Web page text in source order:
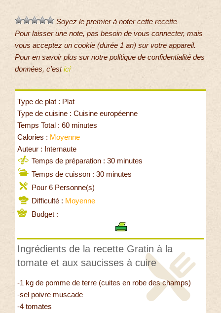
Soyez le premier à noter cette recette
Pour laisser une note, pas besoin de vous connecter, mais
vous acceptez un cookie (durée 1 an) sur votre appareil.
Pour en savoir plus sur notre politique de confidentialité des
données, c'estici
Type de plat : Plat
Type de cuisine : Cuisine européenne
Temps Total : 60 minutes
Calories : Moyenne
Auteur : Internaute
Temps de préparation : 30 minutes
Temps de cuisson : 30 minutes
Pour 6 Personne(s)
Difficulté : Moyenne
Budget :
Ingrédients de la recette Gratin à la
tomate et aux saucisses à cuire
-1 kg de pomme de terre (cuites en robe des champs)
-sel poivre muscade
-4 tomates